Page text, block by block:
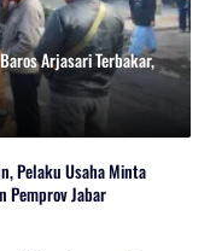
Arjasari Terbakar,
Pelaku Usaha Minta
Pemprov Jabar